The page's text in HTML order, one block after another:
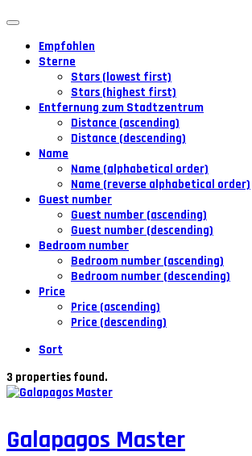
Empfohlen
Sterne
Stars (lowest first)
Stars (highest first)
Entfernung zum Stadtzentrum
Distance (ascending)
Distance (descending)
Name
Name (alphabetical order)
Name (reverse alphabetical order)
Guest number
Guest number (ascending)
Guest number (descending)
Bedroom number
Bedroom number (ascending)
Bedroom number (descending)
Price
Price (ascending)
Price (descending)
Sort
3 properties found.
Galapagos Master